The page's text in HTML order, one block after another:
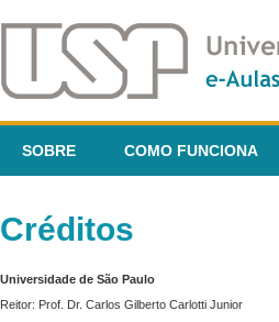
SOBRE COMO FUNCIONA
Créditos
Universidade de São Paulo
Reitor: Prof. Dr. Carlos Gilberto Carlotti Junior